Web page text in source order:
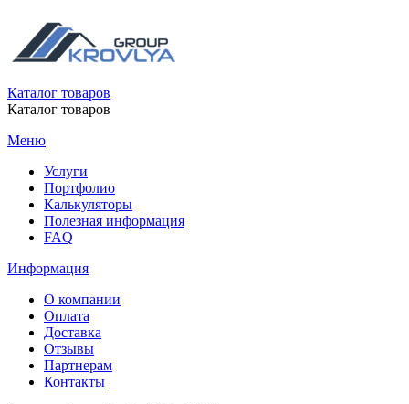
Каталог товаров
Каталог товаров
Меню
Услуги
Портфолио
Калькуляторы
Полезная информация
FAQ
Информация
О компании
Оплата
Доставка
Отзывы
Партнерам
Контакты